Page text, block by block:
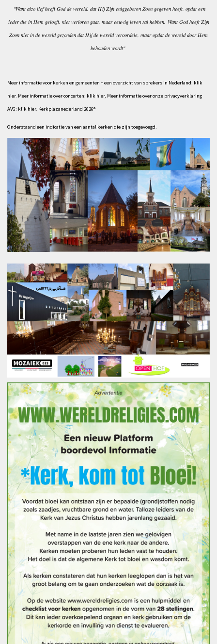
"Want alzo lief heeft God de wereld, dat Hij Zijn eniggeboren Zoon gegeven heeft, opdat een
ieder die in Hem gelooft, niet verloren gaat, maar eeuwig leven zal hebben. Want God heeft Zijn
Zoon niet in de wereld gezonden dat Hij de wereld veroordele, maar opdat de wereld door Hem
behouden wordt"
Meer informatie voor kerken en gemeenten + een overzicht van sprekersin Nederland: klik
hier. Meer informatie over concerten: klik hier, Meer informatie over onze privacyverklaring
AVG: klik hier. Kerkplazanederland 2026®
Onderstaand een indicatie van een aantal kerken die zijn toegevoegd.